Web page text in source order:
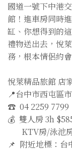
國道一號下中港
館！進車房同時
缸、你想得到的
禮物送出去，悅
務，根本情侶約會
悅萊精品旅館 店
📍台中市西屯區
☎️ 04 2259 7799
💰 雙人房 3h
KTV房/泳池房
📌 附近地標：台